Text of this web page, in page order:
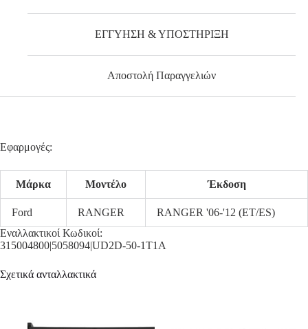
ΕΓΓΥΗΣΗ & ΥΠΟΣΤΗΡΙΞΗ
Αποστολή Παραγγελιών
Εφαρμογές:
Μάρκα Μοντέλο Έκδοση
Ford RANGER
RANGER '06-'12 (ET/ES)
Εναλλακτικοί Κωδικοί:
315004800|5058094|UD2D-50-1T1A
Σχετικά ανταλλακτικά